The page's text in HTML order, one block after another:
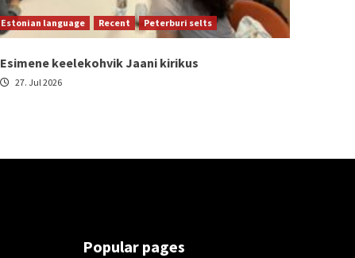
Estonian language Recent Peterburi selts
Esimene keelekohvik Jaani kirikus
27. Jul 2026
Popular pages